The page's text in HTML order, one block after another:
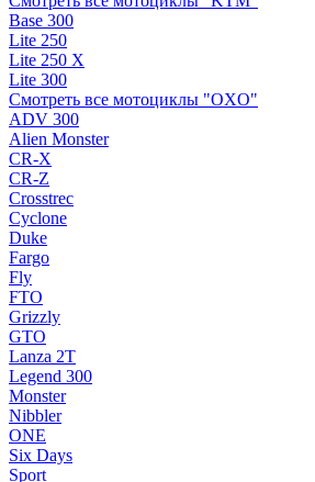
Base 300
Lite 250
Lite 250 X
Lite 300
Смотреть все мотоциклы "OXO"
ADV 300
Alien Monster
CR-X
CR-Z
Crosstrec
Cyclone
Duke
Fargo
Fly
FTO
Grizzly
GTO
Lanza 2T
Legend 300
Monster
Nibbler
ONE
Six Days
Sport